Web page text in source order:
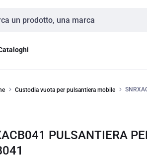
Custodia vuota per pulsantiera mobile
PULSANTIERA